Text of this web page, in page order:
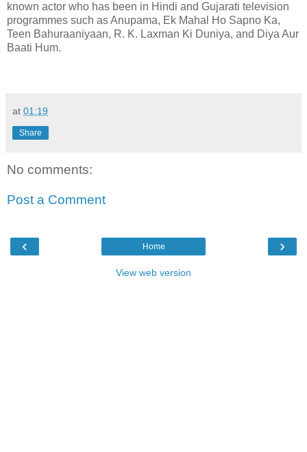
known actor who has been in Hindi and Gujarati television
programmes such as Anupama, Ek Mahal Ho Sapno Ka,
Teen Bahuraaniyaan, R. K. Laxman Ki Duniya, and Diya Aur
Baati Hum.
at 01:19
Share
No comments:
Post a Comment
‹ ›
Home
View web version